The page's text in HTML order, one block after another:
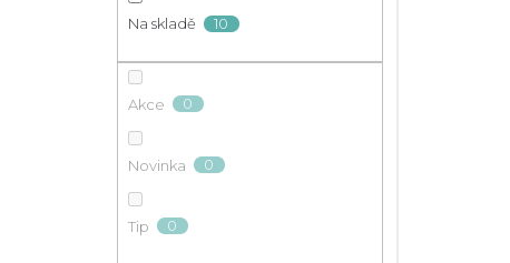
Na skladě 10
Akce 0
Novinka 0
Tip 0